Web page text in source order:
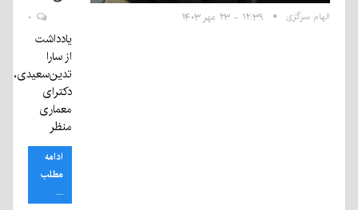
الهام سرگزی ۱۲:۳۹ - ۲۳ مهر ۱۴۰۳
یادداشت
از سارا
تدین‌سعیدی،
دکترای
معماری
منظر
ادامه
مطلب
...